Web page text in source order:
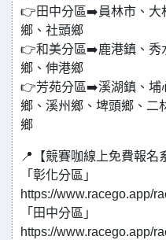
👉田中分區➡️員林市、大
鄉、社頭鄉
👉和美分區➡️鹿港鎮、秀
鄉、伸港鄉
👉芳苑分區➡️溪湖鎮、埔
鄉、溪州鄉、埤頭鄉、二
鄉
📍【競賽咖線上免費報名
「彰化分區」
https://www.racego.app/
「田中分區」
https://www.racego.app/